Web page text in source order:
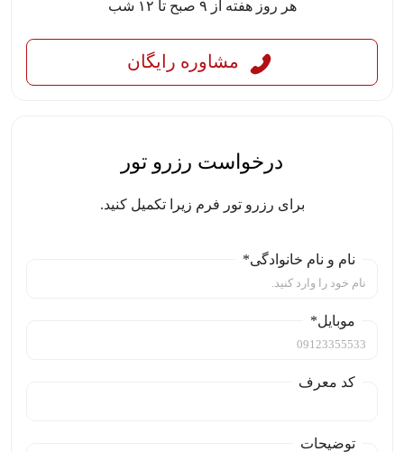
هر روز هفته از ۹ صبح تا ۱۲ شب
مشاوره رایگان
درخواست رزرو تور
برای رزرو تور فرم زیرا تکمیل کنید.
نام و نام خانوادگی*
موبایل*
کد معرف
توضیحات